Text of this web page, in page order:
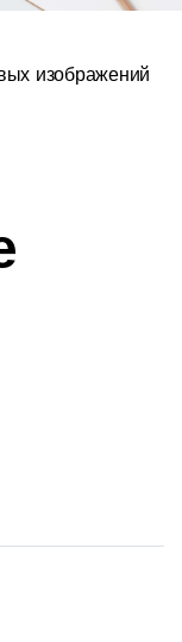
изображений